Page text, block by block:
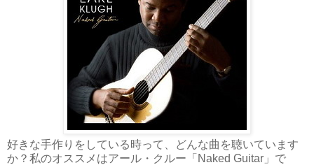
好きな手作りをしている時って、どんな曲を聴いています
か？私のオススメはアール・クルー「Naked Guitar」で